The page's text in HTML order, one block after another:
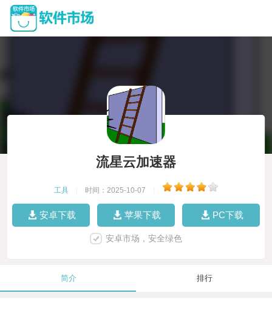
流星云加速器
工具 时间：2025-10-07
安卓下载 苹果下载 PC下载
安卓市场，安全绿色
简介 排行